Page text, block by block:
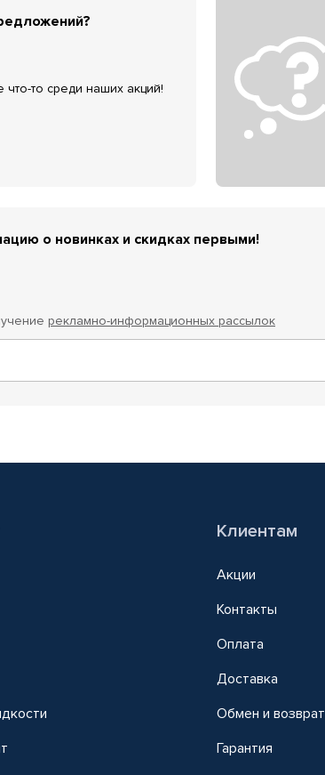
то среди наших акций!
о новинках и скидках первыми!
рекламно-информационных рассылок
Клиентам
Акции
Контакты
Оплата
Доставка
Обмен и возврат
Гарантия